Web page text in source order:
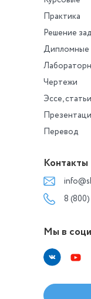
Практика
Решение
Дипломные
Чертежи
Эссе,
Перевод
Контакты
8
Мы в